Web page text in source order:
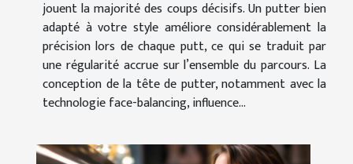
jouent la majorité des coups décisifs. Un putter bien
adapté à votre style améliore considérablement la
précision lors de chaque putt, ce qui se traduit par
une régularité accrue sur l’ensemble du parcours. La
conception de la tête de putter, notamment avec la
technologie face-balancing, influence...